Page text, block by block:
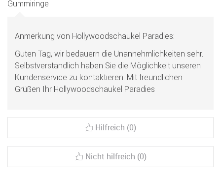
Gummiringe
Anmerkung von Hollywoodschaukel Paradies:
Guten Tag, wir bedauern die Unannehmlichkeiten sehr.
Selbstverständlich haben Sie die Möglichkeit unseren
Kundenservice zu kontaktieren. Mit freundlichen
Grüßen Ihr Hollywoodschaukel Paradies
Hilfreich (0)
Nicht hilfreich (0)